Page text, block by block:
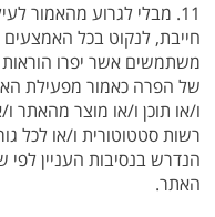
11. מבלי לגרוע מהאמור
חייבת, לנקוט בכל
משתמשים אשר יפרו הוראות
של הפרה כאמור מפעילת
ו/או תוכן ו/או מוצר
רשות סטטוטורית ו/או לכל
הנדרש בנסיבות העניין
האתר.